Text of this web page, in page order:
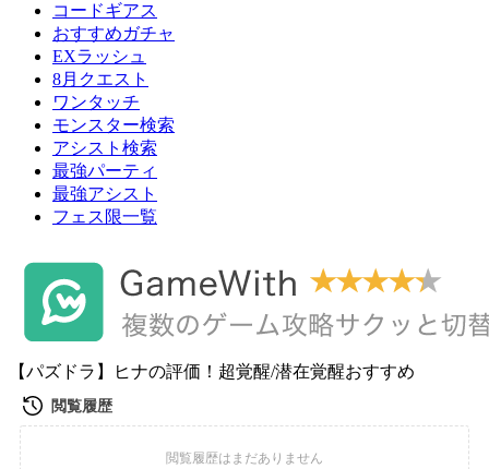
コードギアス
おすすめガチャ
EXラッシュ
8月クエスト
ワンタッチ
モンスター検索
アシスト検索
最強パーティ
最強アシスト
フェス限一覧
【パズドラ】ヒナの評価！超覚醒/潜在覚醒おすすめ